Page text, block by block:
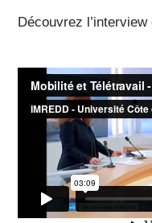
Découvrez